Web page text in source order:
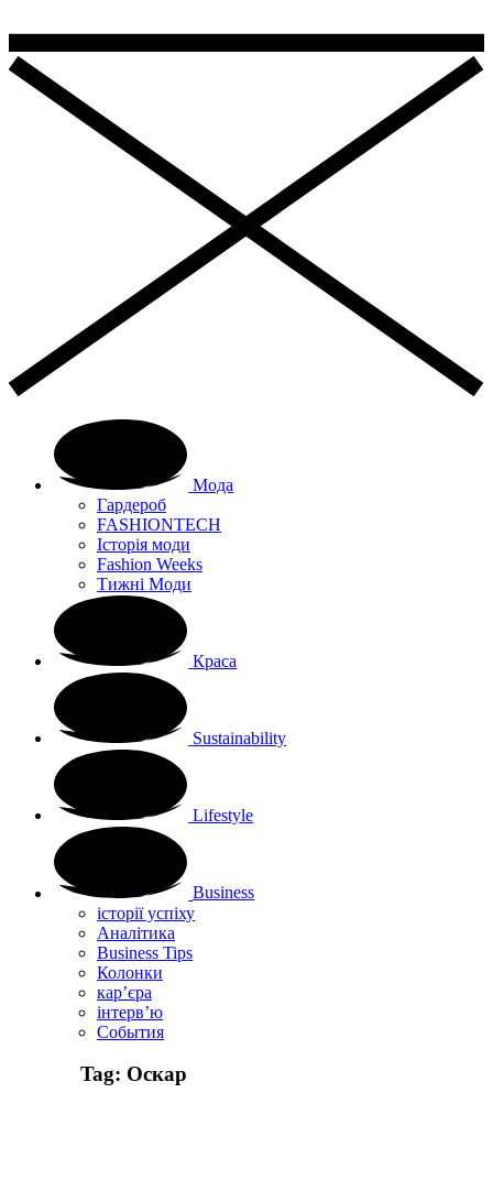
Мода
Гардероб
FASHIONTECH
Історія моди
Fashion Weeks
Тижні Моди
Краса
Sustainability
Lifestyle
Business
історії успіху
Аналітика
Business Tips
Колонки
кар’єра
інтерв’ю
Cобытия
Tag: Оскар